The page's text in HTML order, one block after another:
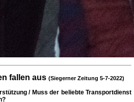
fallen aus (Siegerner Zeitung 5-7-2022)
/ Muss der beliebte Transportdienst